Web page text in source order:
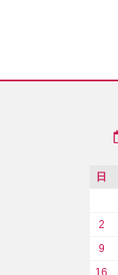
日
2
9
16